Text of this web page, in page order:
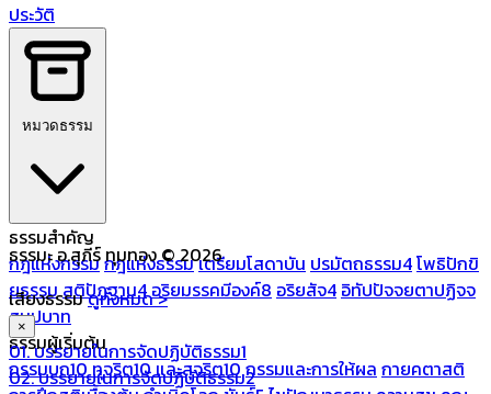
ประวัติ
หมวดธรรม
ธรรมสำคัญ
กฎแห่งกรรมกฎแห่งธรรมเตรียมโสดาบัน ปรมัตถธรรม4โพธิปักขิ
ยธรรมสติปัฏฐาน4อริยมรรคมีองค์8 อริยสัจ4 อิทัปปัจจยตาปฏิจจ
สมุปบาท
ธรรมผู้เริ่มต้น
กรรมบถ10 ทุจริต10 และสุจริต10กรรมและการให้ผล กายคตาสติ
ธรรมะ อ.สุภีร์ ทุมทอง © 2026
เสียงธรรมดูทั้งหมด >
×
01. บรรยายในการจัดปฏิบัติธรรม1
02. บรรยายในการจัดปฏิบัติธรรม2